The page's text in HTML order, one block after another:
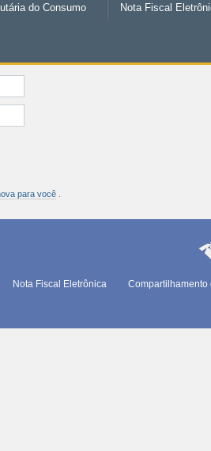
do Consumo Nota Fiscal
para você
Nota Fiscal Eletrônica
Compartilhamento